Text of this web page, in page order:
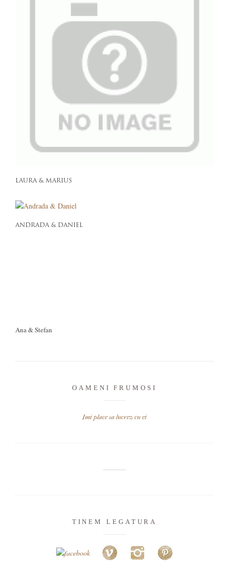
LAURA & MARIUS
ANDRADA & DANIEL
Ana & Stefan
OAMENI FRUMOSI
Imi place sa lucrez cu ei
TINEM LEGATURA